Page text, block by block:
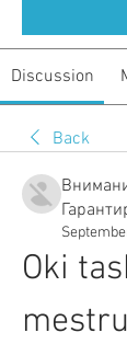
Discussion
Back
Oki